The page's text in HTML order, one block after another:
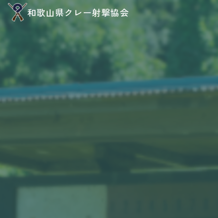
和歌山県クレー射撃協会